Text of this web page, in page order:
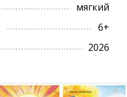
мягкий
6+
2026